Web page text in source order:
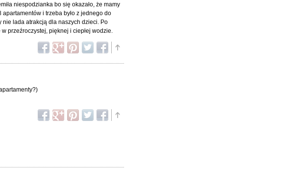
niespodzianka bo się okazało, że mamy
i trzeba było z jednego do
nie lada atrakcją dla naszych dzieci. Po
przeźroczystej, pięknej i ciepłej wodzie.